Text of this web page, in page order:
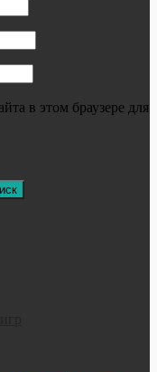
в этом браузере для